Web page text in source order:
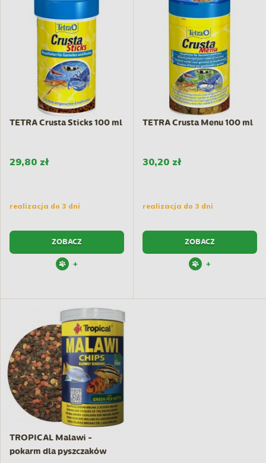
TETRA Crusta Sticks 100 ml
29,80 zł
realizacja do 3 dni
ZOBACZ
+
TETRA Crusta Menu 100 ml
30,20 zł
realizacja do 3 dni
ZOBACZ
+
TROPICAL Malawi -
pokarm dla pyszczaków